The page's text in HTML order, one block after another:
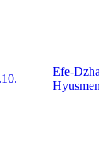
Efe-
Hyusmen